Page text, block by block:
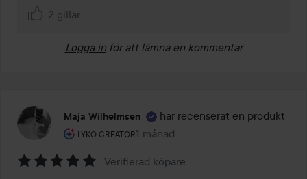
2 gillar
Logga in för att lämna en kommentar
Maja Wilhelmsen har recenserat en produkt
LYKO CREATOR
Användarens roll: Lyko Creator.
1 månad
Inlägget skapades 1 månad
Verifierad köpare